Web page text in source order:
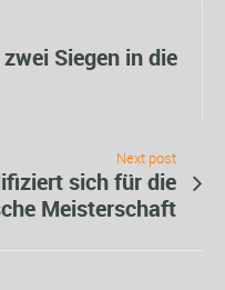
Siegen in die
Next post
sich für die
Meisterschaft